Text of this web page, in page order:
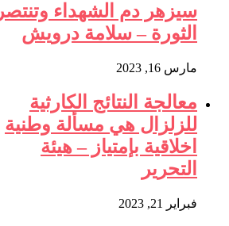
سيزهر دم الشهداء وتنتصر
الثورة – سلامة درويش
مارس 16, 2023
معالجة النتائج الكارثية
للزلزال هي مسألة وطنية
اخلاقية بإمتياز – هيئة
التحرير
فبراير 21, 2023